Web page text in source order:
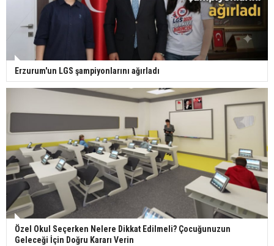
Erzurum'un LGS şampiyonlarını ağırladı
Özel Okul Seçerken Nelere Dikkat Edilmeli? Çocuğunuzun
Geleceği İçin Doğru Kararı Verin